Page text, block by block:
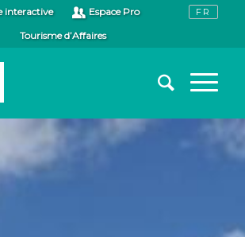
interactive
Espace Pro
Tourisme d’Affaires